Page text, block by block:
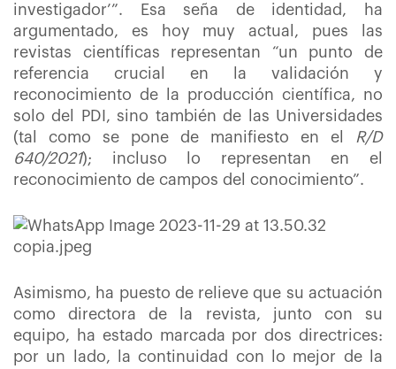
investigador’”. Esa seña de identidad, ha
argumentado, es hoy muy actual, pues las
revistas científicas representan “un punto de
referencia crucial en la validación y
reconocimiento de la producción científica, no
solo del PDI, sino también de las Universidades
(tal como se pone de manifiesto en el
R/D
640/2021); incluso lo representan en el
reconocimiento de campos del conocimiento”.
Asimismo, ha puesto de relieve que su actuación
como directora de la revista, junto con su
equipo, ha estado marcada por dos directrices:
por un lado, la continuidad con lo mejor de la